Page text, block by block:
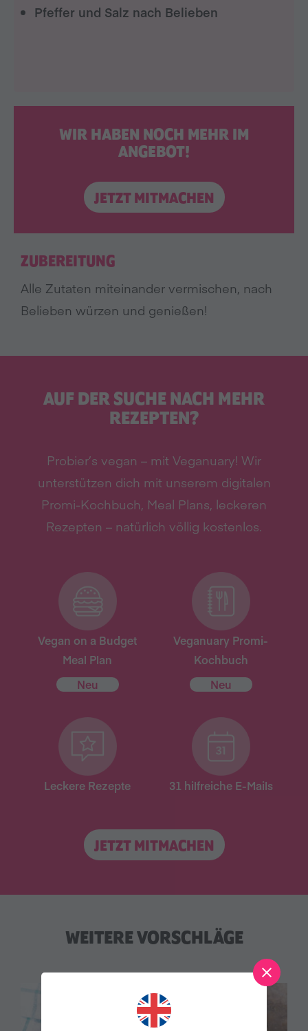
WIR HABEN NOCH MEHR IM
ANGEBOT!
JETZT MITMACHEN
Pfeffer und Salz nach Belieben
ZUBEREITUNG
Alle Zutaten miteinander vermischen, nach
Belieben würzen und genießen!
AUF DER SUCHE NACH MEHR
REZEPTEN?
Probier’s vegan – mit Veganuary! Wir
unterstützen dich mit unserem digitalen
Promi-Kochbuch, Meal Plans, leckeren
Rezepten – natürlich völlig kostenlos.
Vegan on a Budget
Meal Plan
Neu
Veganuary Promi-
Kochbuch
Neu
Leckere Rezepte 31 hilfreiche E-Mails
JETZT MITMACHEN
WEITERE VORSCHLÄGE